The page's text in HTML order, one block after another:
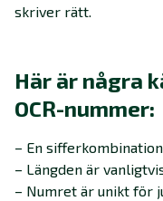
skriver rätt.
Här är några
OCR-nummer:
– En
– Längden är
– Numret är unikt för